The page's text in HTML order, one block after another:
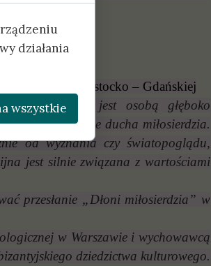
Diecezji Białostocko – Gdańskiej
jest osobą głęboko
i szerzenie ducha miłosierdzia.
od wyznania czy światopoglądu,
jest silnie związana z wartościami
przesłanie „Dłoni miłosierdzia” w
w Warszawie i wychowawcą
dziedzictwa kulturowego.
działania
wszystkie